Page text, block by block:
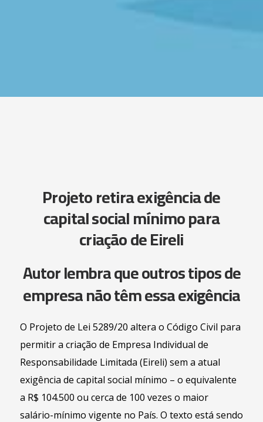
Projeto retira exigência de
capital social mínimo para
criação de Eireli
Autor lembra que outros tipos de
empresa não têm essa exigência
O Projeto de Lei 5289/20 altera o Código Civil para
permitir a criação de Empresa Individual de
Responsabilidade Limitada (Eireli) sem a atual
exigência de capital social mínimo – o equivalente
a R$ 104.500 ou cerca de 100 vezes o maior
salário-mínimo vigente no País. O texto está sendo